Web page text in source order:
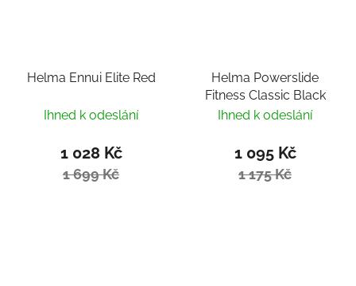
Helma Ennui Elite Red
Ihned k odeslání
1 028 Kč
1 699 Kč
Helma Powerslide
Fitness Classic Black
Ihned k odeslání
1 095 Kč
1 175 Kč